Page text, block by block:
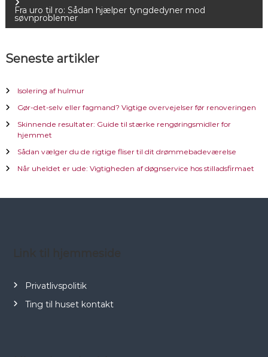
n
l
æ
g
s
n
a
g
a
Fra uro til ro: Sådan hjælper tyngdedyner mod
søvnproblemer
Seneste artikler
Isolering af hulmur
Gør-det-selv eller fagmand? Vigtige overvejelser før renoveringen
Skinnende resultater: Guide til stærke rengøringsmidler for
hjemmet
Sådan vælger du de rigtige fliser til dit drømmebadeværelse
Når uheldet er ude: Vigtigheden af døgnservice hos stilladsfirmaet
Privatlivspolitik
Ting til huset kontakt